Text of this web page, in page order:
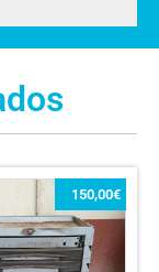
150,00€